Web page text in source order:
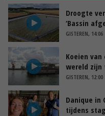
Droogte
‘Bassin
GISTEREN, 14:06
Koeien
wereld zijn
GISTEREN, 12:00
Danique in
tijdens